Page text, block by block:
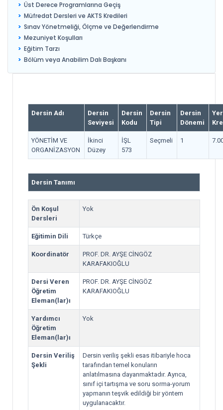
Üst Derece Programlarına Geçiş
Müfredat Dersleri ve AKTS Kredileri
Sınav Yönetmeliği, Ölçme ve Değerlendirme
Mezuniyet Koşulları
Eğitim Tarzı
Bölüm veya Anabilim Dalı Başkanı
Dersin Adı
Dersin
Seviyesi
Dersin
Kodu
Dersin
Tipi
Dersin
Dönemi
YÖNETİM VE
ORGANİZASYON
İkinci
Düzey
İŞL
573
Seçmeli 1
Dersin Tanımı
Ön Koşul
Dersleri
Yok
Eğitimin Dili Türkçe
Koordinatör
PROF. DR. AYŞE CİNGÖZ
KARAFAKIOĞLU
Dersi Veren
Öğretim
Eleman(lar)ı
PROF. DR. AYŞE CİNGÖZ
KARAFAKIOĞLU
Yardımcı
Öğretim
Eleman(lar)ı
Yok
Dersin Veriliş
Şekli
Dersin veriliş şekli esas itibariyle hoca
tarafından temel konuların
anlatılmasına dayanmaktadır. Ayrıca,
sınıf içi tartışma ve soru sorma-yorum
yapmanın teşvik edildiği bir yöntem
uygulanacaktır.